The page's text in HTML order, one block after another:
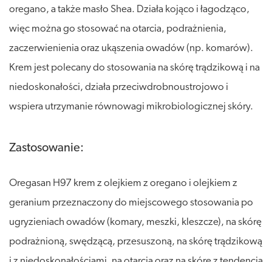
oregano, a także masło Shea. Działa kojąco i łagodząco,
więc można go stosować na otarcia, podrażnienia,
zaczerwienienia oraz ukąszenia owadów (np. komarów).
Krem jest polecany do stosowania na skórę trądzikową i na
niedoskonałości, działa przeciwdrobnoustrojowo i
wspiera utrzymanie równowagi mikrobiologicznej skóry.
Zastosowanie:
Oregasan H97 krem z olejkiem z oregano i olejkiem z
geranium przeznaczony do miejscowego stosowania po
ugryzieniach owadów (komary, meszki, kleszcze), na skórę
podrażnioną, swędzącą, przesuszoną, na skórę trądzikową